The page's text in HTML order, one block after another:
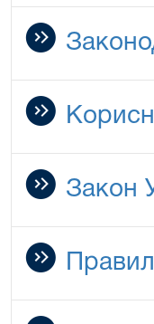
Закон